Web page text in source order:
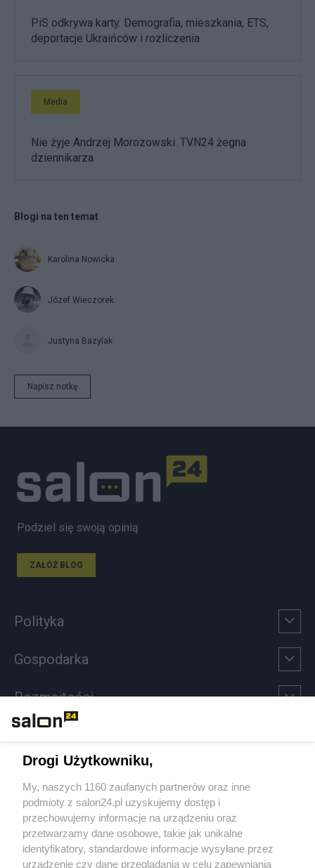
PiS odkrywa karty. Demografia, mieszkania, ETS,
deportacje Ukraińców i rozliczenia
Media
Nie żyje Andrzej Morozowski. TVN24 żegna
dziennikarza
Blogi na ten temat
Karolina Nowicka
Józef Wieczorek
Justyna Bazylak
Napisz notkę
Podziel się swoją opinią
ZAŁÓŻ BLOG
Polityka
Gospodarka
Rozmaitości
Sport
Społeczeństwo
Kultura
Drogi Użytkowniku,
My, naszych 1160 zaufanych partnerów oraz inne
podmioty z salon24.pl uzyskujemy dostęp i
przechowujemy informacje na urządzeniu oraz
przetwarzamy dane osobowe, takie jak unikalne
identyfikatory, standardowe informacje wysyłane przez
urządzenie czy dane przeglądania w celu zapewniania